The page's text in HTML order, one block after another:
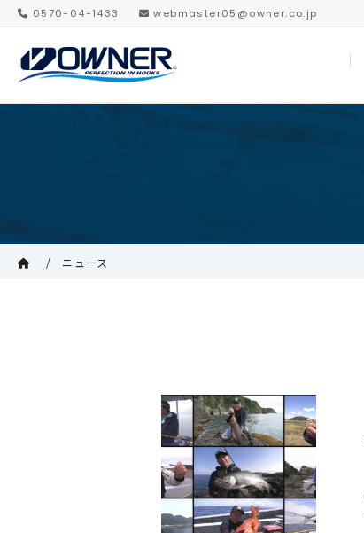
0570-04-1433 webmaster05@owner.co.jp
ニュース